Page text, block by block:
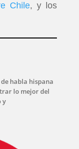
Chile, y los
habla hispana
lo mejor del
y